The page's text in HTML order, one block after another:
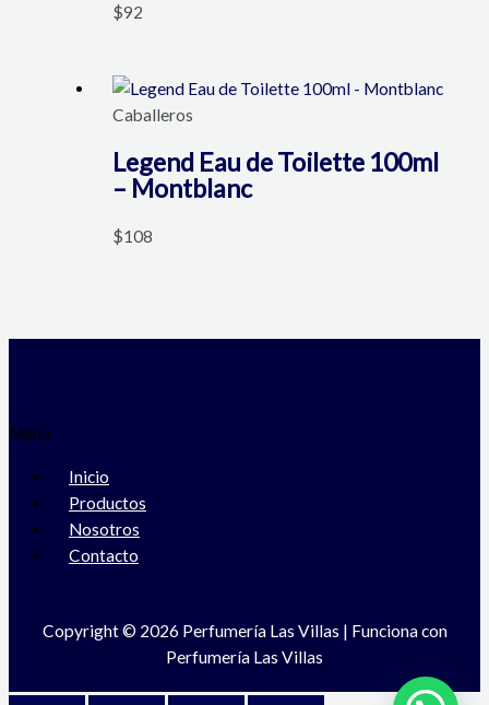
$92
Caballeros
Legend Eau de Toilette 100ml
– Montblanc
$108
Menú
Inicio
Productos
Nosotros
Contacto
Copyright © 2026 Perfumería Las Villas | Funciona con
Perfumería Las Villas